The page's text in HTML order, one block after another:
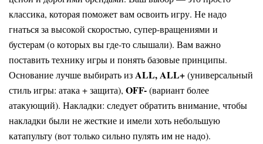
классика, которая поможет вам освоить игру. Не надо
гнаться за высокой скоростью, супер-вращениями и
бустерам (о которых вы где-то слышали). Вам важно
поставить технику игры и понять базовые принципы.
Основание лучше выбирать изALL, ALL+(универсальный
стиль игры: атака + защита), OFF-(вариант более
атакующий). Накладки: следует обратить внимание, чтобы
накладки были не жесткие и имели хоть небольшую
катапульту (вот только сильно пулять им не надо).